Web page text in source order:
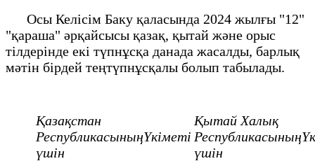
Осы Келісім Баку қаласында 2024 жылғы "12"
"қараша" әрқайсысы қазақ, қытай және орыс
тілдерінде екі түпнұсқа данада жасалды, барлық
мәтін бірдей теңтүпнұсқалы болып табылады.
Қазақстан
РеспубликасыныңҮкіметі
үшін
Қытай Халық
үшін